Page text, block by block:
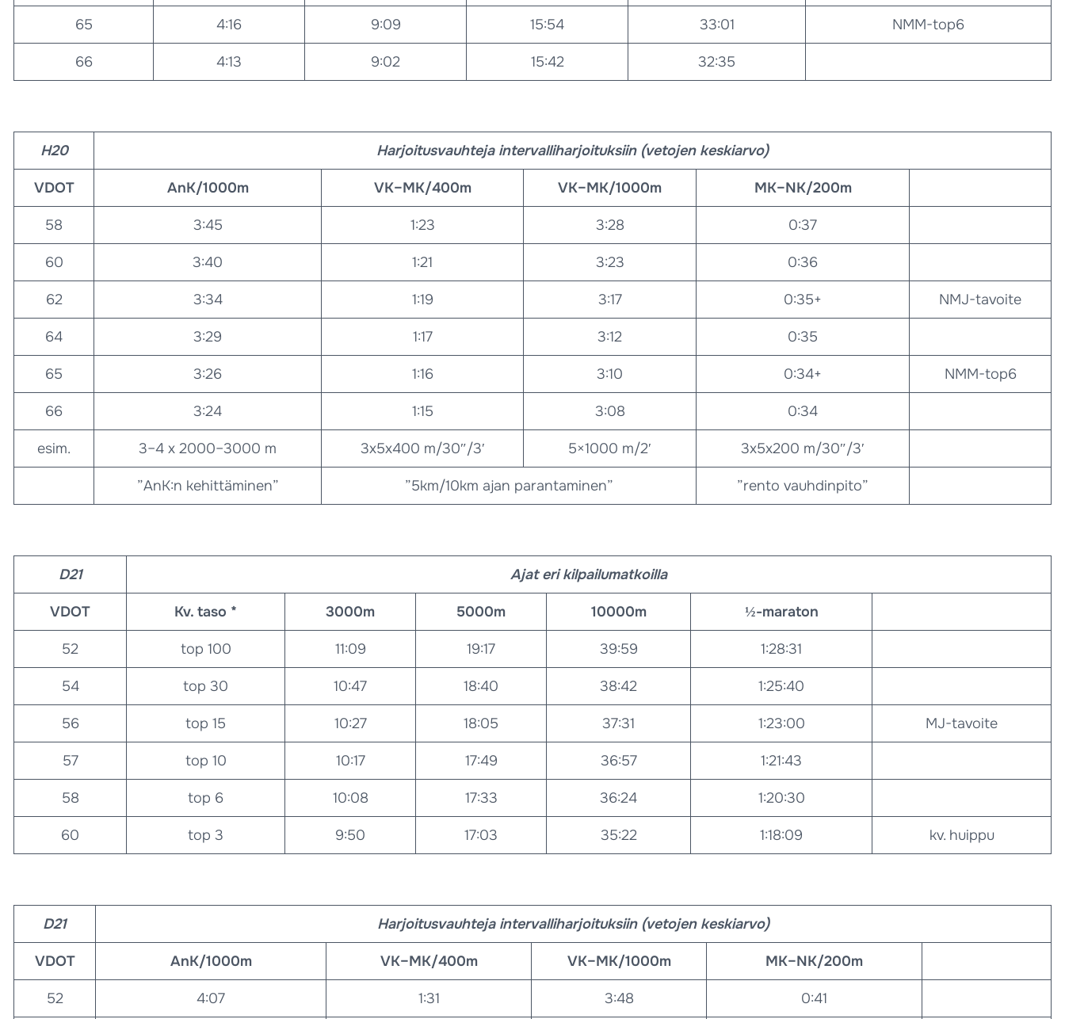
65 4:16 9:09 15:54 33:01 NMM-top6
66 4:13 9:02 15:42 32:35
H20 Harjoitusvauhteja intervalliharjoituksiin (vetojen keskiarvo)
VDOT AnK/1000m VK–MK/400m VK–MK/1000m MK–NK/200m
58 3:45 1:23 3:28 0:37
60 3:40 1:21 3:23 0:36
62 3:34 1:19 3:17 0:35+ NMJ-tavoite
64 3:29 1:17 3:12 0:35
65 3:26 1:16 3:10 0:34+ NMM-top6
66 3:24 1:15 3:08 0:34
esim. 3–4 x 2000–3000 m 3x5x400 m/30″/3′ 5×1000 m/2′ 3x5x200 m/30″/3′
”AnK:n kehittäminen” ”5km/10km ajan parantaminen” ”rento vauhdinpito”
D21 Ajat eri kilpailumatkoilla
VDOT Kv. taso * 3000m 5000m 10000m ½-maraton
52 top 100 11:09 19:17 39:59 1:28:31
54 top 30 10:47 18:40 38:42 1:25:40
56 top 15 10:27 18:05 37:31 1:23:00 MJ-tavoite
57 top 10 10:17 17:49 36:57 1:21:43
58 top 6 10:08 17:33 36:24 1:20:30
60 top 3 9:50 17:03 35:22 1:18:09 kv. huippu
D21 Harjoitusvauhteja intervalliharjoituksiin (vetojen keskiarvo)
VDOT AnK/1000m VK–MK/400m VK–MK/1000m MK–NK/200m
52 4:07 1:31 3:48 0:41